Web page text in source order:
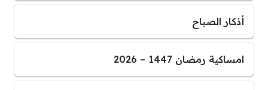
أذكار الصباح
امساكية رمضان 1447 – 2026